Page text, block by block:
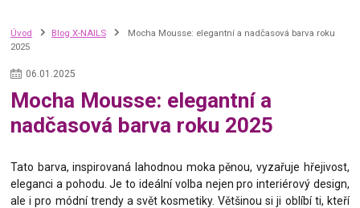
top coat universe
top coat neptune
top coat uranus sky
top coat saturn moon
top coat mercury dream
manikúra na přírodní nehty
přírodní nehty
přírodní manikúra
vyživující lak na nehty
výživný lak na nehty
complete repair care gel
green spa
slabé nehty
kondicionér na nehty tenké nehty
thermo gel lak
termo lak
Úvod Blog X-NAILS
Mocha Mousse: elegantní a nadčasová barva roku
2025
06.01 .2025
Mocha Mousse: elegantní a
nadčasová barva roku 2025
Tato barva, inspirovaná lahodnou moka pěnou, vyzařuje hřejivost,
eleganci a pohodu. Je to ideální volba nejen pro interiérový design,
ale i pro módní trendy a svět kosmetiky. Většinou si ji oblíbí ti, kteří